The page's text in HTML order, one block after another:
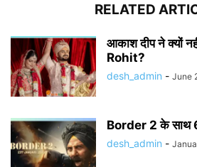
RELATED
आकाश दीप ने क्यों
Rohit?
desh_admin - June
Border 2 के साथ 6
desh_admin -